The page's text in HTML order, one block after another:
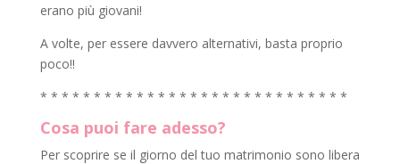
erano più giovani!
A volte, per essere davvero alternativi, basta proprio
poco!!
* * * * * * * * * * * * * * * * * * * * * * * * * * * * *
Cosa puoi fare adesso?
Per scoprire se il giorno del tuo matrimonio sono libera